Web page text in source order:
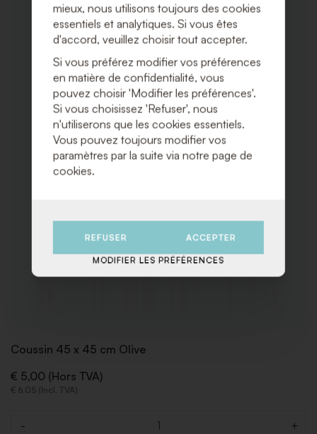
Coussin 45 x 45 cm Olive
€ 5,00 (Hors TVA)
€ 6,05 (Incl. TVA)
- +
mieux, nous utilisons toujours des cookies
essentiels et analytiques. Si vous êtes
d'accord, veuillez choisir tout accepter.
Si vous préférez modifier vos préférences
en matière de confidentialité, vous
pouvez choisir 'Modifier les préférences'.
Si vous choisissez 'Refuser', nous
n'utiliserons que les cookies essentiels.
Vous pouvez toujours modifier vos
paramètres par la suite via notre page de
cookies.
REFUSER ACCEPTER
MODIFIER LES PRÉFÉRENCES